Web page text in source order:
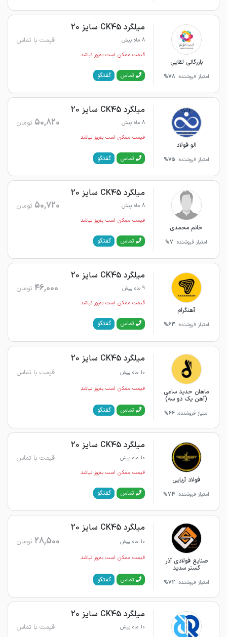
بازرگانی لقایی
امتیاز فروشنده: 78%
میلگرد CK45 سایز 20
8 ماه پیش قیمت با تماس
قیمت ممکن است به‌روز نباشد
تماس گفتگو
الو فولاد
امتیاز فروشنده: 75%
میلگرد CK45 سایز 20
8 ماه پیش 50,820 تومان
قیمت ممکن است به‌روز نباشد
تماس گفتگو
خانم محمدی
امتیاز فروشنده: 7%
میلگرد CK45 سایز 20
8 ماه پیش 50,720 تومان
قیمت ممکن است به‌روز نباشد
تماس گفتگو
آهنگرام
امتیاز فروشنده: 63%
میلگرد CK45 سایز 20
9 ماه پیش 46,000 تومان
قیمت ممکن است به‌روز نباشد
تماس گفتگو
ماهان حدید ساعی
(آهن یک دو سه)
امتیاز فروشنده:66%
میلگرد CK45 سایز 20
10 ماه پیش قیمت با تماس
قیمت ممکن است به‌روز نباشد
تماس گفتگو
فولاد آریایی
امتیاز فروشنده: 74%
میلگرد CK45 سایز 20
10 ماه پیش قیمت با تماس
قیمت ممکن است به‌روز نباشد
تماس گفتگو
صنایع فولادی آذر
گستر سدید
امتیاز فروشنده: 72%
میلگرد CK45 سایز 20
10 ماه پیش 28,500 تومان
قیمت ممکن است به‌روز نباشد
تماس گفتگو
میلگرد CK45 سایز 20
10 ماه پیش قیمت با تماس